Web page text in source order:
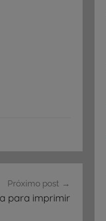
Próximo post
para imprimir